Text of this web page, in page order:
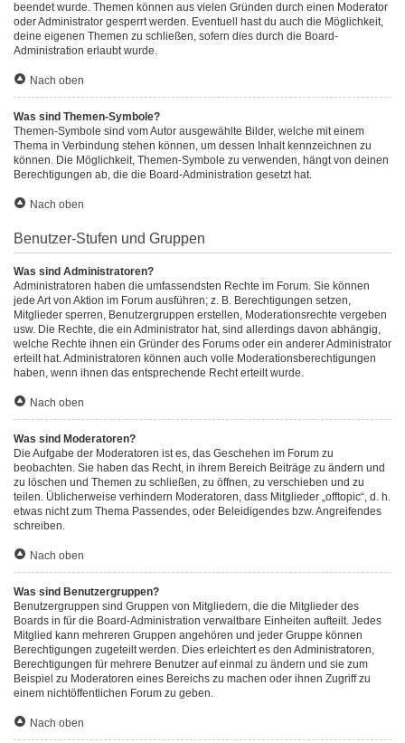
beendet wurde. Themen können aus vielen Gründen durch einen Moderator
oder Administrator gesperrt werden. Eventuell hast du auch die Möglichkeit,
deine eigenen Themen zu schließen, sofern dies durch die Board-
Administration erlaubt wurde.
Nach oben
Was sind Themen-Symbole?
Themen-Symbole sind vom Autor ausgewählte Bilder, welche mit einem
Thema in Verbindung stehen können, um dessen Inhalt kennzeichnen zu
können. Die Möglichkeit, Themen-Symbole zu verwenden, hängt von deinen
Berechtigungen ab, die die Board-Administration gesetzt hat.
Nach oben
Benutzer-Stufen und Gruppen
Was sind Administratoren?
Administratoren haben die umfassendsten Rechte im Forum. Sie können
jede Art von Aktion im Forum ausführen; z. B. Berechtigungen setzen,
Mitglieder sperren, Benutzergruppen erstellen, Moderationsrechte vergeben
usw. Die Rechte, die ein Administrator hat, sind allerdings davon abhängig,
welche Rechte ihnen ein Gründer des Forums oder ein anderer Administrator
erteilt hat. Administratoren können auch volle Moderationsberechtigungen
haben, wenn ihnen das entsprechende Recht erteilt wurde.
Nach oben
Was sind Moderatoren?
Die Aufgabe der Moderatoren ist es, das Geschehen im Forum zu
beobachten. Sie haben das Recht, in ihrem Bereich Beiträge zu ändern und
zu löschen und Themen zu schließen, zu öffnen, zu verschieben und zu
teilen. Üblicherweise verhindern Moderatoren, dass Mitglieder „offtopic“, d. h.
etwas nicht zum Thema Passendes, oder Beleidigendes bzw. Angreifendes
schreiben.
Nach oben
Was sind Benutzergruppen?
Benutzergruppen sind Gruppen von Mitgliedern, die die Mitglieder des
Boards in für die Board-Administration verwaltbare Einheiten aufteilt. Jedes
Mitglied kann mehreren Gruppen angehören und jeder Gruppe können
Berechtigungen zugeteilt werden. Dies erleichtert es den Administratoren,
Berechtigungen für mehrere Benutzer auf einmal zu ändern und sie zum
Beispiel zu Moderatoren eines Bereichs zu machen oder ihnen Zugriff zu
einem nichtöffentlichen Forum zu geben.
Nach oben